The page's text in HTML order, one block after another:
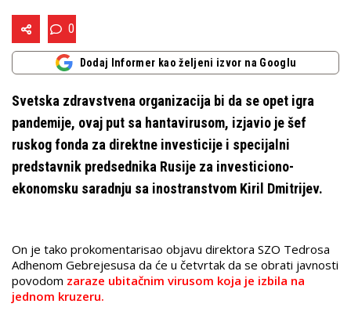
0
Dodaj Informer kao željeni izvor na Googlu
Svetska zdravstvena organizacija bi da se opet igra
pandemije, ovaj put sa hantavirusom, izjavio je šef
ruskog fonda za direktne investicije i specijalni
predstavnik predsednika Rusije za investiciono-
ekonomsku saradnju sa inostranstvom Kiril Dmitrijev.
On je tako prokomentarisao objavu direktora SZO Tedrosa
Adhenom Gebrejesusa da će u četvrtak da se obrati javnosti
povodom zaraze ubitačnim virusom koja je izbila na
jednom kruzeru.